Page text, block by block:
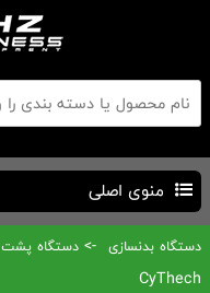
منوی اصلی
دستگاه بدنسازی->دستگاه پشت
CyThech